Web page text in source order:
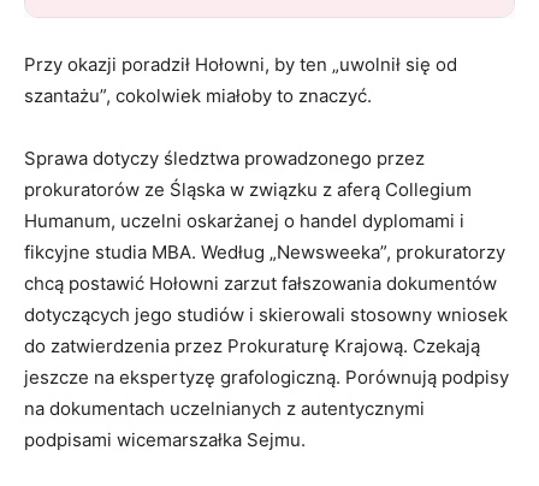
Przy okazji poradził Hołowni, by ten „uwolnił się od
szantażu”, cokolwiek miałoby to znaczyć.
Sprawa dotyczy śledztwa prowadzonego przez
prokuratorów ze Śląska w związku z aferą Collegium
Humanum, uczelni oskarżanej o handel dyplomami i
fikcyjne studia MBA. Według „Newsweeka”, prokuratorzy
chcą postawić Hołowni zarzut fałszowania dokumentów
dotyczących jego studiów i skierowali stosowny wniosek
do zatwierdzenia przez Prokuraturę Krajową. Czekają
jeszcze na ekspertyzę grafologiczną. Porównują podpisy
na dokumentach uczelnianych z autentycznymi
podpisami wicemarszałka Sejmu.